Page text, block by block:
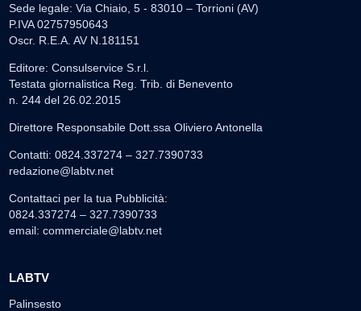
Sede legale: Via Chiaio, 5 - 83010 – Torrioni (AV)
P.IVA 02757950643
Oscr. R.E.A. AV N.181151
Editore: Consulservice S.r.l.
Testata giornalistica Reg. Trib. di Benevento
n. 244 del 26.02.2015
Direttore Responsabile Dott.ssa Oliviero Antonella
Contatti: 0824.337274 – 327.7390733
redazione@labtv.net
Contattaci per la tua Pubblicità:
0824.337274 – 327.7390733
email: commerciale@labtv.net
LABTV
Palinsesto